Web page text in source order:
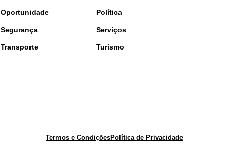
Oportunidade Política
Segurança Serviços
Transporte Turismo
Termos e CondiçõesPolítica de Privacidade